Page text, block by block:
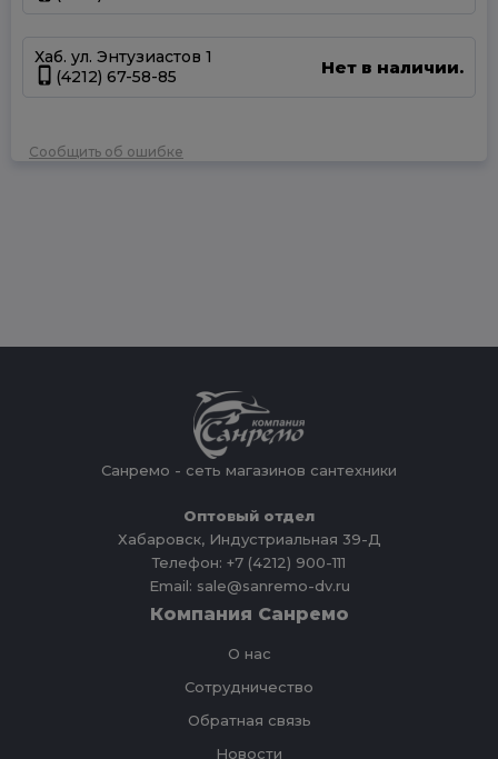
Хаб. ул. Энтузиастов 1
(4212) 67-58-85
Нет в наличии.
Сообщить об ошибке
Санремо - сеть магазинов сантехники
Оптовый отдел
Хабаровск, Индустриальная 39-Д
Телефон: +7 (4212) 900-111
Email: sale@sanremo-dv.ru
Компания Санремо
О нас
Сотрудничество
Обратная связь
Новости